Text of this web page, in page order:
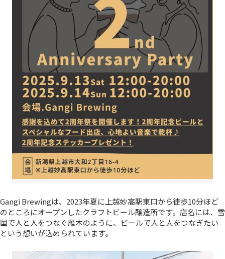
Gangi Brewingは、2023年夏に上越妙高駅東口から徒歩10分ほど
のところにオープンしたクラフトビール醸造所です。店名には、雪
国で人と人をつなぐ雁木のように、ビールで人と人をつなぎたい
という想いが込められています。